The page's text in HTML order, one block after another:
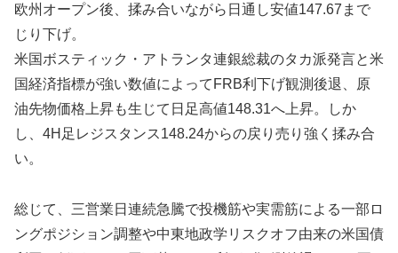
欧州オープン後、揉み合いながら日通し安値147.67まで
じり下げ。
米国ボスティック・アトランタ連銀総裁のタカ派発言と米
国経済指標が強い数値によってFRB利下げ観測後退、原
油先物価格上昇も生じて日足高値148.31へ上昇。しか
し、4H足レジスタンス148.24からの戻り売り強く揉み合
い。
総じて、三営業日連続急騰で投機筋や実需筋による一部ロ
ングポジション調整や中東地政学リスクオフ由来の米国債